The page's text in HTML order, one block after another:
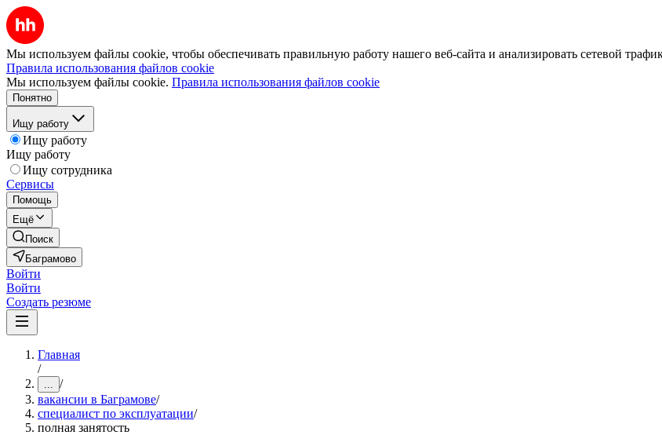
Мы используем файлы cookie, чтобы обеспечивать правильную работу нашего веб-сайта и анализировать сетевой
Правила использования файлов cookie
Мы используем файлы cookie. Правила использования файлов cookie
Понятно
Ищу работу
Ищу работу
Ищу работу
Ищу сотрудника
Сервисы
Помощь
Ещё
Поиск
Баграмово
Войти
Войти
Создать резюме
Главная
/
... /
вакансии в Баграмове/
специалист по эксплуатации/
полная занятость